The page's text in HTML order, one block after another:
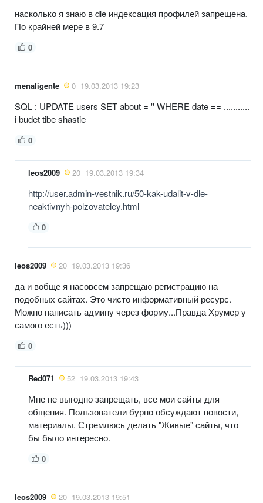
насколько я знаю в dle индексация профилей запрещена.
По крайней мере в 9.7
0
menaligente 0 19.03.2013 19:23
SQL : UPDATE users SET about = '' WHERE date == ...........
i budet tibe shastie
0
leos2009 20 19.03.2013 19:34
http://user.admin-vestnik.ru/50-kak-udalit-v-dle-
neaktivnyh-polzovateley.html
0
leos2009 20 19.03.2013 19:36
да и вобще я насовсем запрещаю регистрацию на
подобных сайтах. Это чисто информативный ресурс.
Можно написать админу через форму...Правда Хрумер у
самого есть)))
0
Red071 52 19.03.2013 19:43
Мне не выгодно запрещать, все мои сайты для
общения. Пользователи бурно обсуждают новости,
материалы. Стремлюсь делать "Живые" сайты, что
бы было интересно.
0
leos2009 20 19.03.2013 19:51